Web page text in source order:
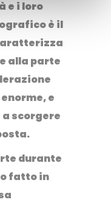
e i loro
è il
alla parte
e
scorgere
durante
fatto in